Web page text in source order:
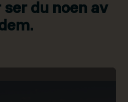
ser du noen av